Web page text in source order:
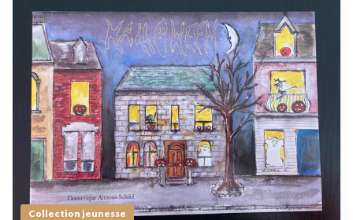
Collection jeunesse